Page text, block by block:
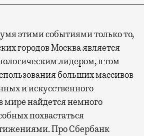
этими событиями только то,
городов Москва является
лидером, в том
больших массивов
и искусственного
мире найдется немного
похвастаться
Про Сбербанк